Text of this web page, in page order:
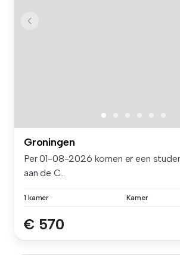
Groningen
Per 01-08-2026 komen er een
aan de C...
1 kamer Kamer
€ 570